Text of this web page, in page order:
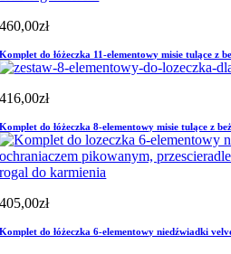
460,00zł
Komplet do łóżeczka 11-elementowy misie tulące z
416,00zł
Komplet do łóżeczka 8-elementowy misie tulące z
405,00zł
Komplet do łóżeczka 6-elementowy niedźwiadki